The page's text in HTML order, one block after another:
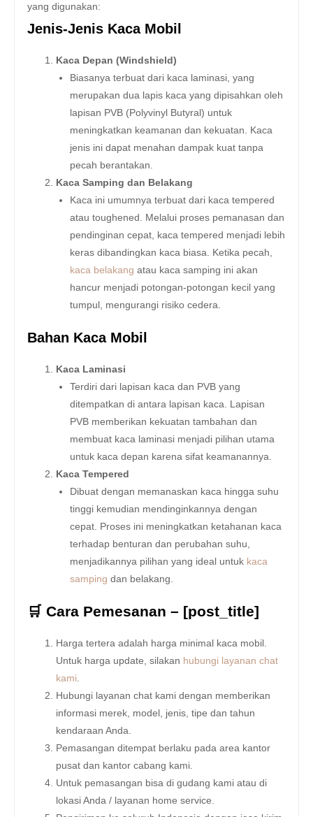
yang digunakan:
Jenis-Jenis Kaca Mobil
Kaca Depan (Windshield)
Biasanya terbuat dari kaca laminasi, yang
merupakan dua lapis kaca yang dipisahkan oleh
lapisan PVB (Polyvinyl Butyral) untuk
meningkatkan keamanan dan kekuatan. Kaca
jenis ini dapat menahan dampak kuat tanpa
pecah berantakan.
Kaca Samping dan Belakang
Kaca ini umumnya terbuat dari kaca tempered
atau toughened. Melalui proses pemanasan dan
pendinginan cepat, kaca tempered menjadi lebih
keras dibandingkan kaca biasa. Ketika pecah,
kaca belakang atau kaca samping ini akan
hancur menjadi potongan-potongan kecil yang
tumpul, mengurangi risiko cedera.
Bahan Kaca Mobil
Kaca Laminasi
Terdiri dari lapisan kaca dan PVB yang
ditempatkan di antara lapisan kaca. Lapisan
PVB memberikan kekuatan tambahan dan
membuat kaca laminasi menjadi pilihan utama
untuk kaca depan karena sifat keamanannya.
Kaca Tempered
Dibuat dengan memanaskan kaca hingga suhu
tinggi kemudian mendinginkannya dengan
cepat. Proses ini meningkatkan ketahanan kaca
terhadap benturan dan perubahan suhu,
menjadikannya pilihan yang ideal untuk kaca
samping dan belakang.
🛒 Cara Pemesanan – [post_title]
Harga tertera adalah harga minimal kaca mobil.
Untuk harga update, silakan hubungi layanan chat
kami
Hubungi layanan chat kami dengan memberikan
informasi merek, model, jenis, tipe dan tahun
kendaraan Anda.
Pemasangan ditempat berlaku pada area kantor
pusat dan kantor cabang kami.
Untuk pemasangan bisa di gudang kami atau di
lokasi Anda / layanan home service.